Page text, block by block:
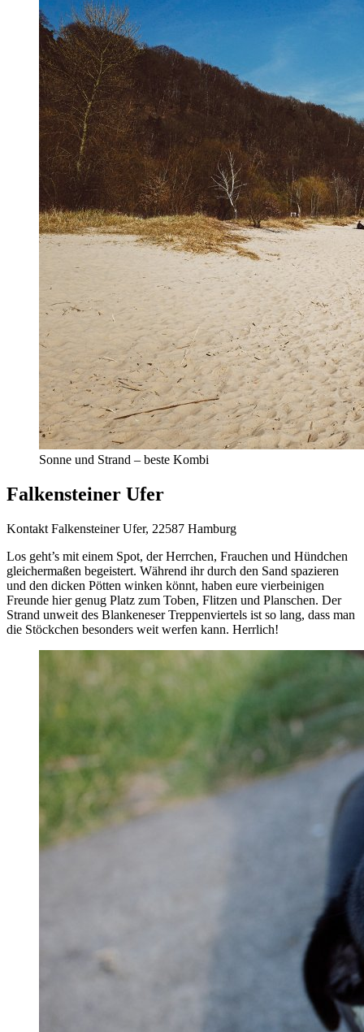
Sonne und Strand – beste Kombi
Falkensteiner Ufer
Kontakt Falkensteiner Ufer, 22587 Hamburg
Los geht’s mit einem Spot, der Herrchen, Frauchen und Hündchen
gleichermaßen begeistert. Während ihr durch den Sand spazieren
und den dicken Pötten winken könnt, haben eure vierbeinigen
Freunde hier genug Platz zum Toben, Flitzen und Planschen. Der
Strand unweit des Blankeneser Treppenviertels ist so lang, dass man
die Stöckchen besonders weit werfen kann. Herrlich!